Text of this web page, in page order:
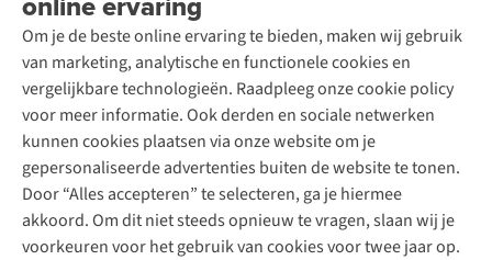
Om je de beste online ervaring te bieden, maken wij gebruik
van marketing, analytische en functionele cookies en
vergelijkbare technologieën. Raadpleeg onze cookie policy
voor meer informatie. Ook derden en sociale netwerken
kunnen cookies plaatsen via onze website om je
gepersonaliseerde advertenties buiten de website te tonen.
Door “Alles accepteren” te selecteren, ga je hiermee
akkoord. Om dit niet steeds opnieuw te vragen, slaan wij je
voorkeuren voor het gebruik van cookies voor twee jaar op.
Toegankelijkheidsverklaring
Schoenonderhoud
Schoenherstelling
Kledingherstelling
Retouches
Voor bedrijven
Explore Academy
Explore Camp
Gear Check
Inspiratie & advies
Meld je aan voor de nieuwsbrief
Follow us